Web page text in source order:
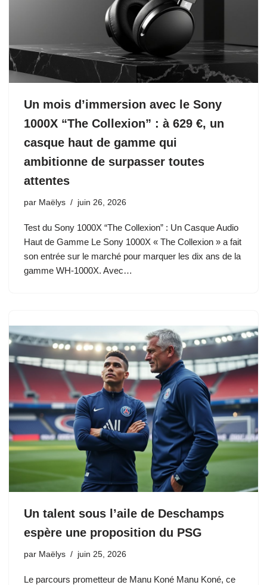
Un mois d’immersion avec le Sony
1000X “The Collexion” : à 629 €, un
casque haut de gamme qui
ambitionne de surpasser toutes
attentes
par Maëlys juin 26, 2026
Test du Sony 1000X “The Collexion” : Un Casque Audio
Haut de Gamme Le Sony 1000X « The Collexion » a fait
son entrée sur le marché pour marquer les dix ans de la
gamme WH-1000X. Avec…
Un talent sous l’aile de Deschamps
espère une proposition du PSG
par Maëlys juin 25, 2026
Le parcours prometteur de Manu Koné Manu Koné, ce